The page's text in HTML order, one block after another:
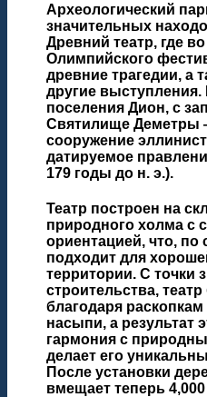
Археологический
значительных
Древний театр, где
Олимпийского
древние трагедии, а
другие
поселения Дион, с
Святилище Деметры
сооружение
датируемое
179 годы до н. э.).
Театр построен на
природного холма с
ориентацией, что,
подходит для
территории. С точки
строительства,
благодаря
насыпи, а результат
гармония с
делает его
После установки
вмещает теперь